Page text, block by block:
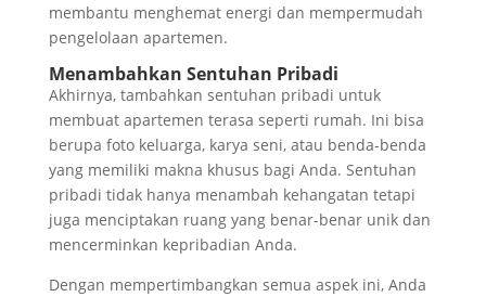
membantu menghemat energi dan mempermudah
pengelolaan apartemen.
Menambahkan Sentuhan Pribadi
Akhirnya, tambahkan sentuhan pribadi untuk
membuat apartemen terasa seperti rumah. Ini bisa
berupa foto keluarga, karya seni, atau benda-benda
yang memiliki makna khusus bagi Anda. Sentuhan
pribadi tidak hanya menambah kehangatan tetapi
juga menciptakan ruang yang benar-benar unik dan
mencerminkan kepribadian Anda.
Dengan mempertimbangkan semua aspek ini, Anda